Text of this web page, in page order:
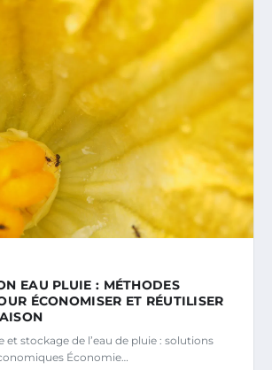
EAU PLUIE : MÉTHODES
ÉCONOMISER ET RÉUTILISER
et stockage de l’eau de pluie : solutions
Économie…